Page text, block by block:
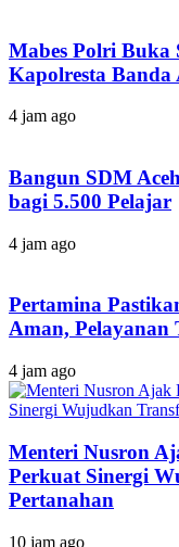
Mabes Polri Buka
Kapolresta Banda
4 jam ago
Bangun SDM
bagi 5.500 Pelajar
4 jam ago
Pertamina
Aman, Pelayanan
4 jam ago
Menteri Nusron
Perkuat Sinergi
Pertanahan
10 jam ago